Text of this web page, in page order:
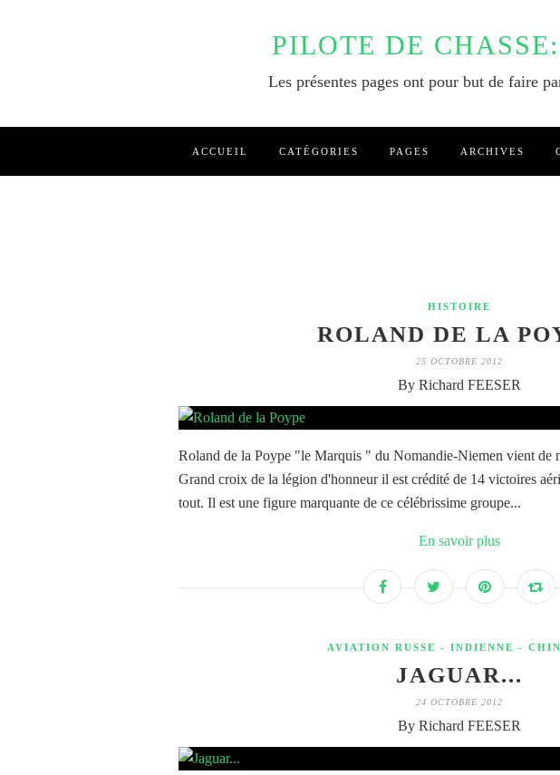
PILOTE DE
Les présentes pages ont pour but de faire
ACCUEIL CATÉGORIES PAGES ARCHIVES
HISTOIRE
ROLAND DE LA
25 OCTOBRE 2012
By Richard FEESER
Roland de la Poype "le Marquis " du Nomandie-Niemen vient de
Grand croix de la légion d'honneur il est crédité de 14 victoires
tout. Il est une figure marquante de ce célébrissime groupe...
En savoir plus
AVIATION RUSSE - INDIENNE -
JAGUAR...
24 OCTOBRE 2012
By Richard FEESER